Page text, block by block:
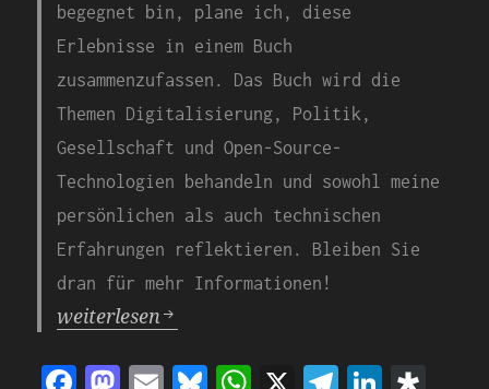
begegnet bin, plane ich, diese
Erlebnisse in einem Buch
zusammenzufassen. Das Buch wird die
Themen Digitalisierung, Politik,
Gesellschaft und Open-Source-
Technologien behandeln und sowohl meine
persönlichen als auch technischen
Erfahrungen reflektieren. Bleiben Sie
dran für mehr Informationen!
Die Reise eines Technikenthusiasten:
weiterlesen